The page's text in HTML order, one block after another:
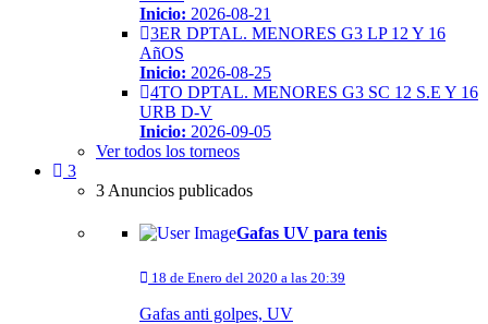
Inicio: 2026-08-21
3ER DPTAL. MENORES G3 LP 12 Y 16
AñOS
Inicio: 2026-08-25
4TO DPTAL. MENORES G3 SC 12 S.E Y 16
URB D-V
Inicio: 2026-09-05
Ver todos los torneos
3
3 Anuncios publicados
Gafas UV para tenis
18 de Enero del 2020 a las 20:39
Gafas anti golpes, UV